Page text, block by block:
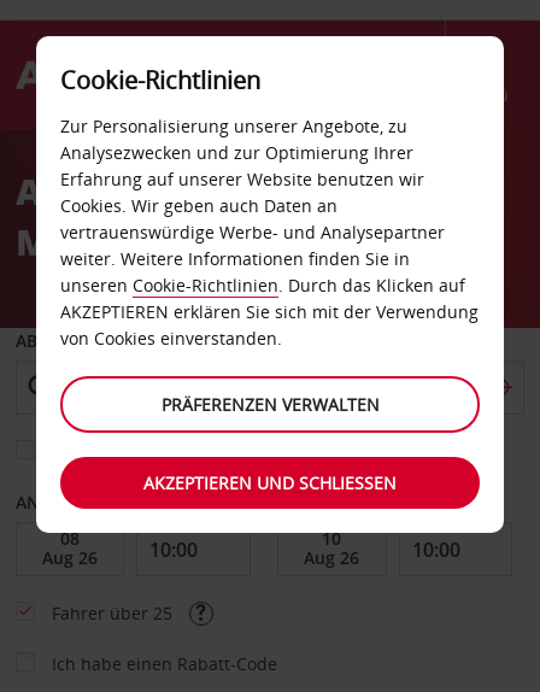
Menü
AvisAutovermietung Santa
Monica
ABHOLEN VON
ANFANGSDATUM
Fahrer über 25
Ich habe einen Rabatt-Code
Cookie-Richtlinien
Zur Personalisierung unserer Angebote, zu
Analysezwecken und zur Optimierung Ihrer
Erfahrung auf unserer Website benutzen wir
Cookies. Wir geben auch Daten an
vertrauenswürdige Werbe- und Analysepartner
weiter. Weitere Informationen finden Sie in
unseren Cookie-Richtlinien. Durch das Klicken auf
AKZEPTIEREN erklären Sie sich mit der Verwendung
von Cookies einverstanden.
PRÄFERENZEN VERWALTEN
AKZEPTIEREN UND SCHLIESSEN